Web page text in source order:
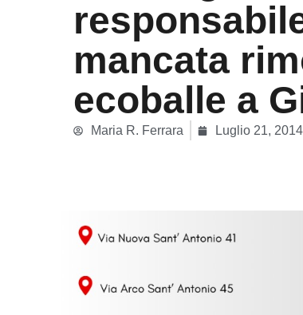
mancata
ecoballe a
Maria R. Ferrara Luglio 21, 2014